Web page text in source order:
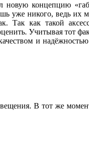
новую концепцию
уже никого, ведь их
Так как такой
Учитывая тот
и
В тот же